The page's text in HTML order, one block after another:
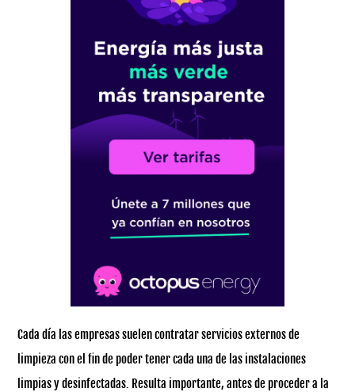
Cada día las empresas suelen contratar servicios externos de
limpieza con el fin de poder tener cada una de las instalaciones
limpias y desinfectadas. Resulta importante, antes de proceder a la